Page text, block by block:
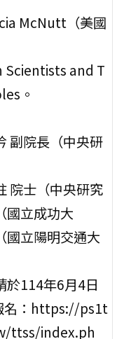
McNutt（美國
Scientists and T
。
副院長（中央研
院士（中央研究
國立成功大
國立陽明交通大
於114年6月4日
名：https://ps1t
ttss/index.ph